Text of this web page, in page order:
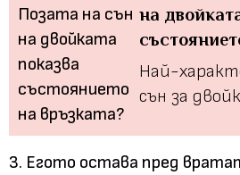
на
Най-
сън за
3. Егото остава пред